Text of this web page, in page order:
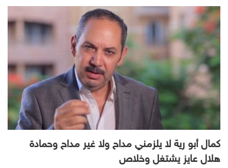
كمال أبو رية لا يلزمني مداح ولا غير مداح وحمادة
هلال عايز يشتغل وخلاص